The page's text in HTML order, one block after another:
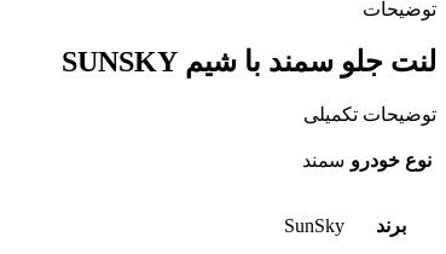
توضیحات
لنت جلو سمند با شيم SUNSKY
توضیحات تکمیلی
نوع خودرو سمند
برند SunSky